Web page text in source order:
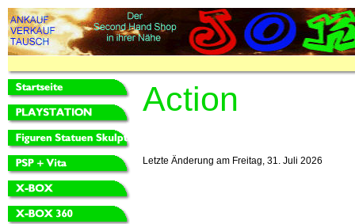
Action
Letzte Änderung am Freitag, 31. Juli 2026